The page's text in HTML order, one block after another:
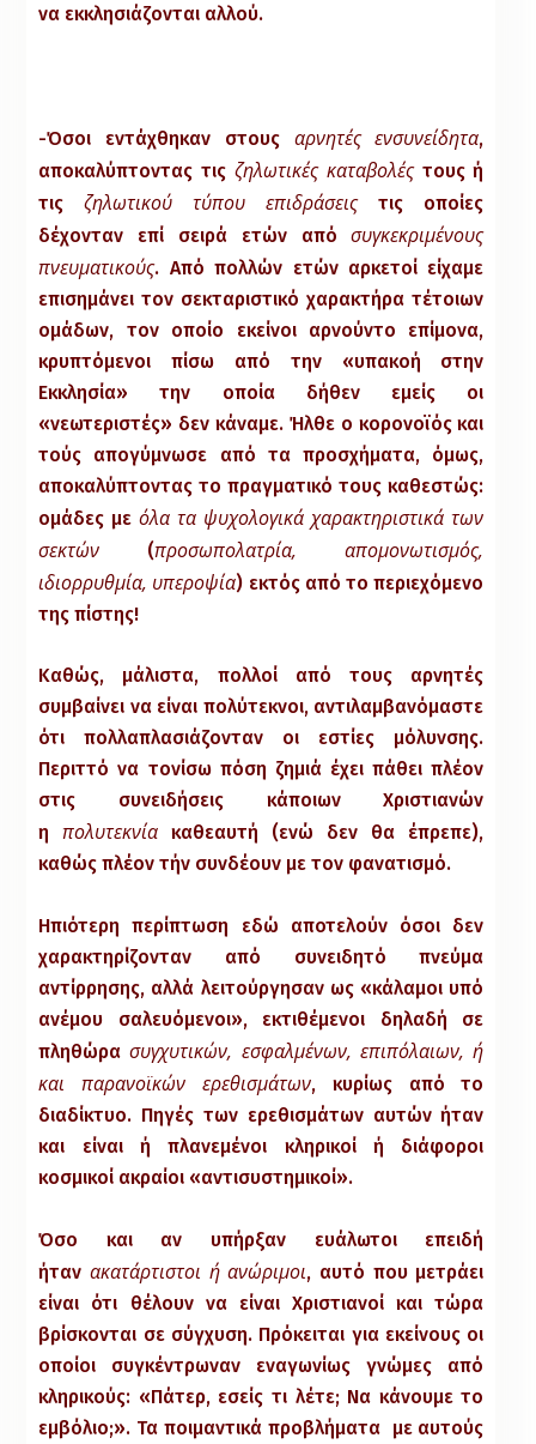
να εκκλησιάζονται αλλού.
-Όσοι εντάχθηκαν στους αρνητές ενσυνείδητα,
αποκαλύπτοντας τις ζηλωτικές καταβολέςτους ή
τιςζηλωτικού τύπου επιδράσειςτις οποίες
δέχονταν επί σειρά ετών απόσυγκεκριμένους
πνευματικούς. Από πολλών ετών αρκετοί είχαμε
επισημάνει τον σεκταριστικό χαρακτήρα τέτοιων
ομάδων, τον οποίο εκείνοι αρνούντο επίμονα,
κρυπτόμενοι πίσω από την «υπακοή στην
Εκκλησία» την οποία δήθεν εμείς οι
«νεωτεριστές» δεν κάναμε. Ήλθε ο κορονοϊός και
τούς απογύμνωσε από τα προσχήματα, όμως,
αποκαλύπτοντας το πραγματικό τους καθεστώς:
ομάδες μεόλα τα ψυχολογικά χαρακτηριστικά των
σεκτών (προσωπολατρία, απομονωτισμός,
ιδιορρυθμία, υπεροψία) εκτός από το περιεχόμενο
της πίστης!
Καθώς, μάλιστα, πολλοί από τους αρνητές
συμβαίνει να είναι πολύτεκνοι, αντιλαμβανόμαστε
ότι πολλαπλασιάζονταν οι εστίες μόλυνσης.
Περιττό να τονίσω πόση ζημιά έχει πάθει πλέον
στις συνειδήσεις κάποιων Χριστιανών
ηπολυτεκνία καθεαυτή (ενώ δεν θα έπρεπε),
καθώς πλέον τήν συνδέουν με τον φανατισμό.
Ηπιότερη περίπτωση εδώ αποτελούν όσοι δεν
χαρακτηρίζονταν από συνειδητό πνεύμα
αντίρρησης, αλλά λειτούργησαν ως «κάλαμοι υπό
ανέμου σαλευόμενοι», εκτιθέμενοι δηλαδή σε
πληθώρασυγχυτικών, εσφαλμένων, επιπόλαιων, ή
και παρανοϊκών ερεθισμάτων, κυρίως από το
διαδίκτυο. Πηγές των ερεθισμάτων αυτών ήταν
και είναι ή πλανεμένοι κληρικοί ή διάφοροι
κοσμικοί ακραίοι «αντισυστημικοί».
Όσο και αν υπήρξαν ευάλωτοι επειδή
ήταν ακατάρτιστοι ή ανώριμοι, αυτό που μετράει
είναι ότι θέλουν να είναι Χριστιανοί και τώρα
βρίσκονται σε σύγχυση. Πρόκειται για εκείνους οι
οποίοι συγκέντρωναν εναγωνίως γνώμες από
κληρικούς: «Πάτερ, εσείς τι λέτε; Να κάνουμε το
εμβόλιο;». Τα ποιμαντικά προβλήματα με αυτούς